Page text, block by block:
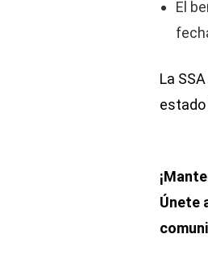
El
La
estado
Únete